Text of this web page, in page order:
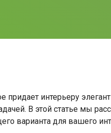
придает интерьеру
В этой статье мы
варианта для вашего